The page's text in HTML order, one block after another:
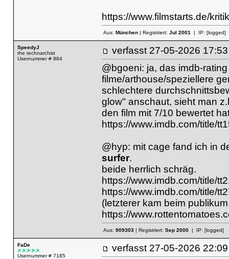
https://www.filmstarts.de/
Aus: München| Registriert: Jul 2001| IP: [logged]
SpeedyJ
the technarchist
Usernummer # 984
verfasst 27-05-2026
@bgoeni: ja, das imdb-
filme/arthouse/speziellere
schlechtere
glow" anschaut, sieht man
den film mit 7/10 bewertet
https://www.imdb.com/title/
@hyp: mit cage fand ich in
surfer.
beide herrlich schräg.
https://www.imdb.com/title/
https://www.imdb.com/title/
(letzterer kam beim
https://
Aus: 909303| Registriert: Sep 2000| IP: [logged]
FaDe
Usernummer # 7185
verfasst 27-05-2026